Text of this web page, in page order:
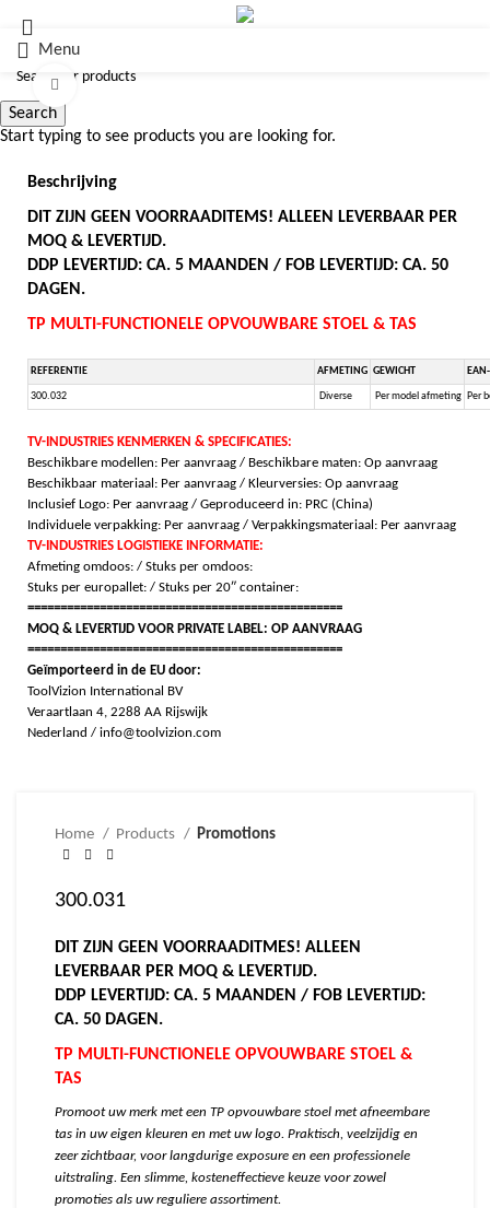
Menu
Click to enlarge
Beschrijving
DIT ZIJN GEEN VOORRAADITEMS! ALLEEN LEVERBAAR PER
MOQ & LEVERTIJD.
DDP LEVERTIJD: CA. 5 MAANDEN / FOB LEVERTIJD: CA. 50
DAGEN.
TP MULTI-FUNCTIONELE OPVOUWBARE STOEL & TAS
REFERENTIE AFMETING GEWICHT
300.032 Diverse Per model afmeting Per
TV-INDUSTRIES KENMERKEN & SPECIFICATIES:
Beschikbare modellen: Per aanvraag / Beschikbare maten: Op aanvraag
Beschikbaar materiaal: Per aanvraag / Kleurversies: Op aanvraag
Inclusief Logo: Per aanvraag / Geproduceerd in: PRC (China)
Individuele verpakking: Per aanvraag / Verpakkingsmateriaal: Per aanvraag
TV-INDUSTRIES LOGISTIEKE INFORMATIE:
Afmeting omdoos: / Stuks per omdoos:
Stuks per europallet: / Stuks per 20″ container:
================================================
MOQ & LEVERTIJD VOOR PRIVATE LABEL: OP AANVRAAG
================================================
Geïmporteerd in de EU door:
ToolVizion International BV
Veraartlaan 4, 2288 AA Rijswijk
Nederland / info@toolvizion.com
Home Products Promotions
300.031
DIT ZIJN GEEN VOORRAADITMES! ALLEEN
LEVERBAAR PER MOQ & LEVERTIJD.
DDP LEVERTIJD: CA. 5 MAANDEN / FOB LEVERTIJD:
CA. 50 DAGEN.
TP MULTI-FUNCTIONELE OPVOUWBARE STOEL &
TAS
Promoot uw merk met een TP opvouwbare stoel met afneembare
tas in uw eigen kleuren en met uw logo. Praktisch, veelzijdig en
zeer zichtbaar, voor langdurige exposure en een professionele
uitstraling. Een slimme, kosteneffectieve keuze voor zowel
promoties als uw reguliere assortiment.
Search
Start typing to see products you are looking for.